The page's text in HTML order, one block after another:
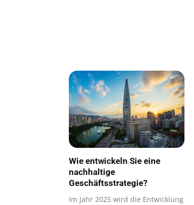
Wie entwickeln Sie eine
nachhaltige
Geschäftsstrategie?
Im Jahr 2025 wird die Entwicklung